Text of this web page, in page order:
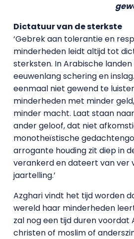
Dictatuur van de sterkste
‘Gebrek aan tolerantie en
minderheden leidt altijd tot
sterksten. In Arabische landen
eeuwenlang schering en
eenmaal niet gewend te
minderheden met minder
minder macht. Laat staan
ander geloof, dat niet
monotheïstische
arrogante houding zit diep in
verankerd en dateert van ver
jaartelling.’
Azghari vindt het tijd worden
wereld haar minderheden
zal nog een tijd duren voordat
christen of moslim of